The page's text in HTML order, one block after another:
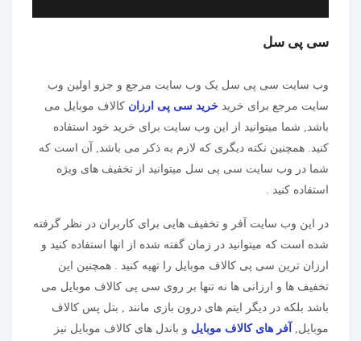
سی پی سل
وب سایت سی پی سل یک وب سایت مرجع و جزو اولین وب
سایت مرجع برای خرید خرید سی پی ارزان کالاف موبایل می
باشد, شما میتوانید از این وب سایت برای خرید خود استفاده
کنید. همچنین نکته دیگری که لازم به ذکر می باشد, آن است که
شما در وب سایت سی پی سل میتوانید از تخفیف های ویژه
استفاده کنید .
در این وب سایت آفر و تخفیف هایی برای کاربران در نظر گرفته
شده است که میتوانید در زمان گفته شده از انها استفاده کنید و
ارزان ترین سی پی کالاف موبایل را تهیه کنید . همچنین این
تخفیف ها و ارزانی ها نه تنها بر روی سی پی کالاف موبایل می
باشد بلکه در دیگر ایتم های درون بازی مانند , بتل پس کالاف
موبایل, آفر های کالاف موبایل و باندل های کالاف موبایل نیز